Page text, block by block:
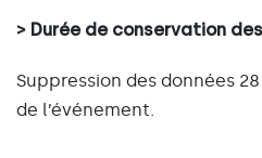
> Durée de conservation
Suppression des données
de l’événement.